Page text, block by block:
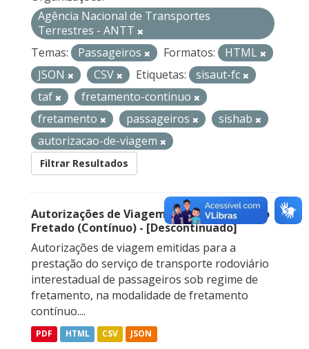
Agência Nacional de Transportes
Terrestres - ANTT
Temas:
Passageiros Formatos:
HTML
JSON
CSV Etiquetas:
sisaut-fc
taf
fretamento-continuo
fretamento
passageiros
sishab
autorizacao-de-viagem
Filtrar Resultados
Autorizações de Viagem Nacional – Serviço
Fretado (Contínuo) - [Descontinuado]
Autorizações de viagem emitidas para a
prestação do serviço de transporte rodoviário
interestadual de passageiros sob regime de
fretamento, na modalidade de fretamento
contínuo....
PDF HTML CSV JSON